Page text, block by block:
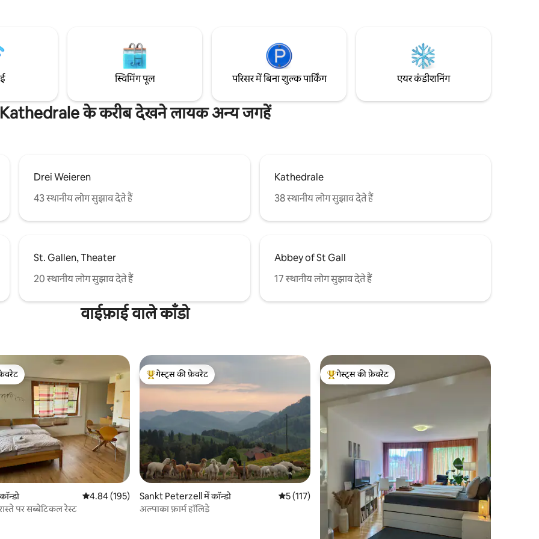
की जगह उपलब्ध है।
आपका स्वागत है
स्विमिंग पूल परिसर में बिना शुल्क पार्किंग एयर कंडीशनिंग
के करीब देखने लायक अन्य जगहें
Drei Weieren
43 स्थानीय लोग सुझाव देते हैं
Kathedrale
38 स्थानीय लोग सुझाव देते हैं
St. Gallen, Theater
20 स्थानीय लोग सुझाव देते हैं
Abbey of St Gall
17 स्थानीय लोग सुझाव देते हैं
वाईफ़ाई वाले काँडो
औसत रेटिंग 5 में से 4.84, 195 समीक्षाएँ
4.84 (195)
पर सब्बेटिकल रेस्ट
गेस्ट्स का टॉप फ़ेवरेट
गेस्ट्स की फ़ेवरेट
Sankt Peterzell में कॉन्डो औसत रेटिंग 5 में से 5, 117 समीक्षाएँ
5 (117)
अल्पाका फ़ार्म हॉलिडे
गेस्ट्स का टॉप फ़ेवरेट
गेस्ट्स की फ़ेवरेट